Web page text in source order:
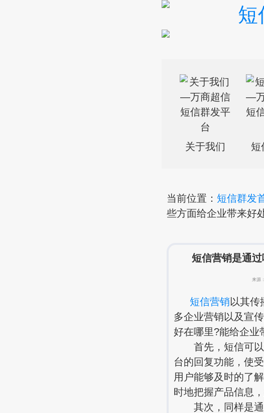
关于我们 短
当前位置： 短信群发
些方面给企业带来好
短信营销是通
来源
短信营销以其传
多企业营销以及宣
好在哪里?能给企业
首先，短信可以
台的回复功能，使
用户能够及时的了
时地把握产品信息
其次，同样是通